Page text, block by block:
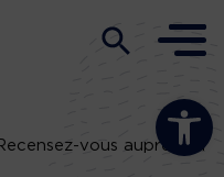
Ouvrir la
vous auprès du